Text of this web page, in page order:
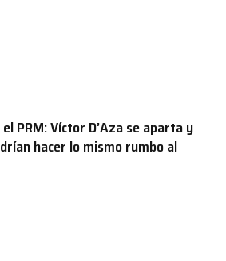
PRM: Víctor D’Aza se aparta y
hacer lo mismo rumbo al